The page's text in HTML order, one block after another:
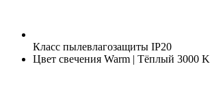
Класс пылевлагозащиты IP20
Цвет свечения Warm | Тёплый 3000 K